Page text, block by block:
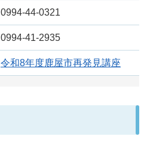
0994-44-0321
0994-41-2935
令和8年度鹿屋市再発見講座